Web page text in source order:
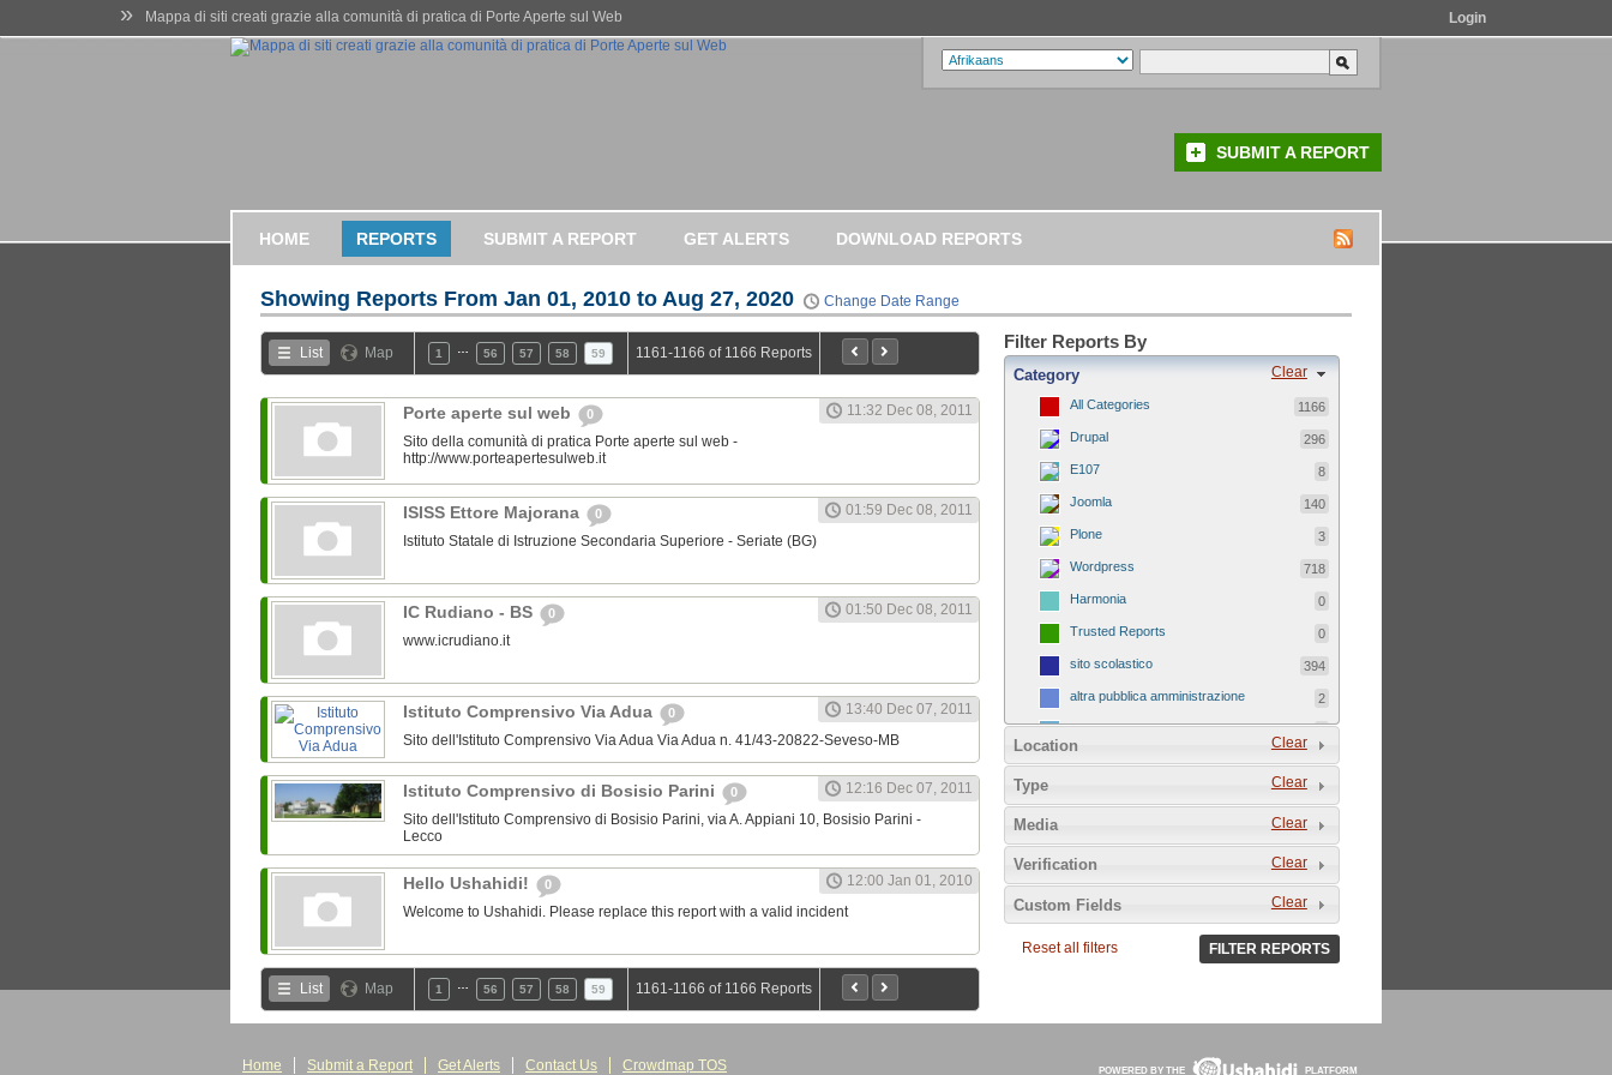
» Mappa di siti creati grazie alla comunità di pratica di Porte Aperte sul Web Login
SUBMIT A REPORT
HOME REPORTS SUBMIT A REPORT GET ALERTS DOWNLOAD REPORTS
Showing Reports From Jan 01, 2010 to Aug 27, 2020 Change Date Range
List Map 1 56 57 58 59 1161-1166 of 1166 Reports
Porte aperte sul web 0
11:32 Dec 08, 2011
Sito della comunità di pratica Porte aperte sul web -
http://www.porteapertesulweb.it
ISISS Ettore Majorana 0
01:59 Dec 08, 2011
Istituto Statale di Istruzione Secondaria Superiore - Seriate (BG)
IC Rudiano - BS 0
01:50 Dec 08, 2011
www.icrudiano.it
Istituto Comprensivo Via Adua 0
13:40 Dec 07, 2011
Sito dell'Istituto Comprensivo Via Adua Via Adua n. 41/43-20822-Seveso-MB
Istituto Comprensivo di Bosisio Parini 0
12:16 Dec 07, 2011
Sito dell'Istituto Comprensivo di Bosisio Parini, via A. Appiani 10, Bosisio Parini -
Lecco
Hello Ushahidi! 0
12:00 Jan 01, 2010
Welcome to Ushahidi. Please replace this report with a valid incident
List Map 1 56 57 58 59 1161-1166 of 1166 Reports
Filter Reports By
Clear
Category
All Categories 1166
Drupal 296
E107 8
Joomla 140
Plone 3
Wordpress 718
Harmonia 0
Trusted Reports 0
sito scolastico 394
altra pubblica amministrazione 2
sito tematico 8
Clear
Location
Clear
Type
Clear
Media
Clear
Verification
Clear
Custom Fields
Reset all filters FILTER REPORTS
POWERED BY THE PLATFORM
Home Submit a Report Get Alerts Contact Us Crowdmap TOS